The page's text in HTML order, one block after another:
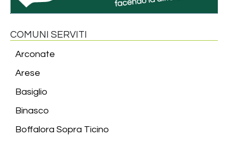
COMUNI SERVITI
Arconate
Arese
Basiglio
Binasco
Boffalora Sopra Ticino